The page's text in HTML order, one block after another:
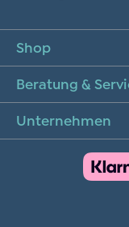
Shop
Beratung &
Unternehmen